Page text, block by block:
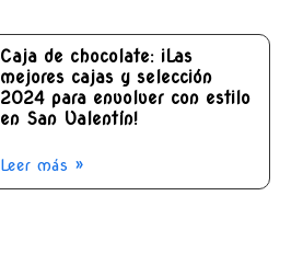
Caja de chocolate: ¡Las
mejores cajas y selección
2024 para envolver con estilo
en San Valentín!
Leer más »